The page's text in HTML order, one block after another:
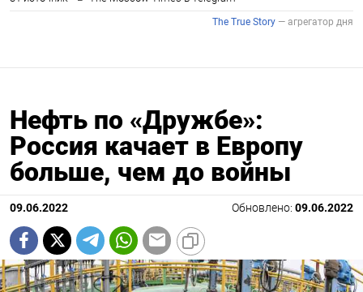
Нефть по «Дружбе»:
Россия качает в Европу
больше, чем до войны
09.06.2022 Обновлено: 09.06.2022